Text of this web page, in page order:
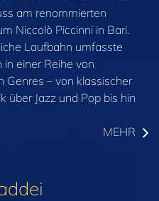
am renommierten
Niccolò Piccinni in Bari.
Laufbahn umfasste
in einer Reihe von
Genres – von klassischer
über Jazz und Pop bis hin
MEHR